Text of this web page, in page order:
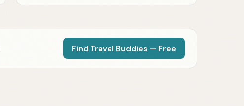
Find Travel Buddies — Free